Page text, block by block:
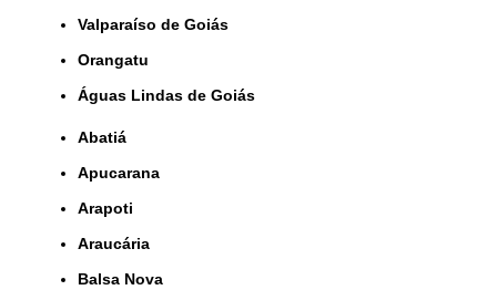
Valparaíso de Goiás
orangatu
Águas Lindas de Goiás
Abatiá
Apucarana
Arapoti
Araucária
Balsa Nova